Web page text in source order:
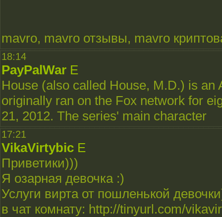
mavro, mavro отзывы, mavro
18:14
PayPalWar E
House (also called House, M.D.) is
originally ran on the Fox network for
21, 2012. The series' main character
17:21
VikaVirtybic E
Приветики)))
Я озарная девочка :)
Услуги вирта от пошленькой
в чат комнату: http://tinyurl.com/